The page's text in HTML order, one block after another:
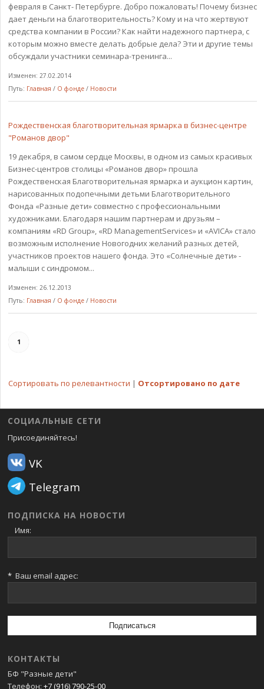
февраля в Санкт- Петербурге. Добро пожаловать! Почему бизнес
дает деньги на благотворительность? Кому и на что жертвуют
средства компании в России? Как найти надежного партнера, с
которым можно вместе делать добрые дела? Эти и другие темы
обсуждали участники семинара-тренинга...
Изменен: 27.02.2014
Путь: Главная / О фонде / Новости
Рождественская благотворительная ярмарка в бизнес-центре
"Романов двор"
19 декабря, в самом сердце Москвы, в одном из самых красивых
Бизнес-центров столицы «Романов двор» прошла
Рождественская Благотворительная ярмарка и аукцион картин,
нарисованных подопечными детьми Благотворительного
Фонда «Разные дети» совместно с профессиональными
художниками. Благодаря нашим партнерам и друзьям –
компаниям «RD Group», «RD ManagementServices» и «AVICA» стало
возможным исполнение Новогодних желаний разных детей,
участников проектов нашего фонда. Это «Солнечные дети» -
малыши с синдромом...
Изменен: 26.12.2013
Путь: Главная / О фонде / Новости
1
Сортировать по релевантности | Отсортировано по дате
СОЦИАЛЬНЫЕ СЕТИ
Присоединяйтесь!
VK
Telegram
ПОДПИСКА НА НОВОСТИ
Имя:
* Ваш email адрес:
КОНТАКТЫ
БФ "Разные дети"
Телефон: +7 (916) 790-25-00